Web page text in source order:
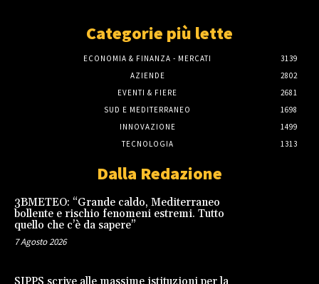
Categorie più lette
ECONOMIA & FINANZA - MERCATI
3139
AZIENDE
2802
EVENTI & FIERE
2681
SUD E MEDITERRANEO
1698
INNOVAZIONE
1499
TECNOLOGIA
1313
Dalla Redazione
3BMETEO: “Grande caldo, Mediterraneo
bollente e rischio fenomeni estremi. Tutto
quello che c’è da sapere”
7 Agosto 2026